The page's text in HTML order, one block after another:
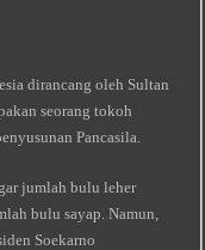
dirancang oleh Sultan
seorang tokoh
Pancasila.
jumlah bulu leher
bulu sayap. Namun,
Soekarno